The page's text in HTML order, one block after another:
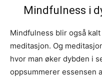
Mindfulness i
Mindfulness blir også
meditasjon. Og
hvor man øker dybden i
oppsummerer essensen